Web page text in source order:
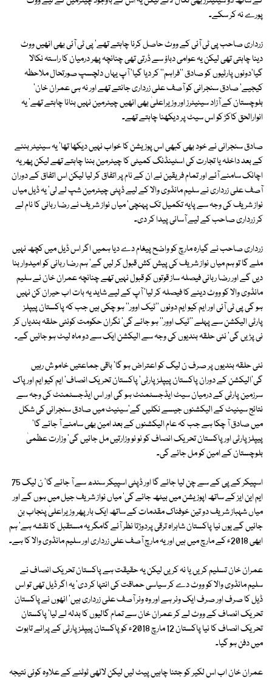
پورے نہ کر سکے۔
زرداری صاحب پی ٹی آئی کے ووٹ حاصل کرنا چاہتے تھے' پی ٹی آئی بھی انھیں ووٹ
دینا چاہتی تھی لیکن یہ عوامی دباؤ سے ڈرتی تھی چنانچہ پھر درمیان کا راستہ نکالا
گیا'دونوں پارٹیوں کو صادق ''فراہم'' کر دیا گیا' آپ یہاں دلچسپ صورتحال ملاحظہ
کیجیے' صادق سنجرانی کو آصف علی زرداری جانتے تھے اور نہ ہی عمران خان'
بلوچستان کے آزاد سینیٹرز اور وزیراعلیٰ بھی انھیں چیئرمین نہیں بنانا چاہتے تھے' یہ
انوارالحق کاکڑ کو اس سیٹ پر دیکھنا چاہتے تھے۔
صادق سنجرانی نے خود بھی کبھی اس پوزیشن کا خواب نہیں دیکھا تھا' یہ سینیٹر بننے
کے بعد داخلہ یا تجارت کی اسٹینڈنگ کمیٹی کا چیئرمین بننا چاہتے تھے لیکن پھریہ
اچانک سامنے آئے اور تمام فریقین نے ان کے نام پر اتفاق کر لیا لیکن اس اتفاق کے دوران
آصف علی زرداری نے سلیم مانڈوی والا کے لیے ڈپٹی چیئرمین شپ لے لی' یہ ڈیل میاں
نواز شریف کی وجہ سے پایہ تکمیل تک پہنچی' میاں نواز شریف نے رضا ربانی کا نام لے
کر زرداری صاحب کے لیے آسانی پیدا کر دی۔
زرداری صاحب نے گیارہ مارچ کو واضح پیغام دے دیا ہمیں اگر اس ڈیل میں کچھ نہیں
ملے گا تو ہم میاں نواز شریف کی پیش کش قبول کر لیں گے' ہم رضا ربانی کو امیدوار بنا
دیں گے اور رضا ربانی فیصلہ ساز قوتوں کو قبول نہیں تھے چنانچہ عمران خان نے سلیم
مانڈوی والا کو ووٹ دینے کا فیصلہ کر لیا' آپ کے لیے شاید یہ بات اب حیران کن نہیں
ہو گی پی ٹی آئی اور ایم کیو ایم دونوں ''ٹیک اوور'' ہو چکی ہیں جب کہ پاکستان پیپلز
پارٹی الیکشن سے پہلے ''ٹیک اوور'' ہو جائے گی' نگران حکومت کونئی حلقہ بندیاں کر
نی پڑیں گی' نئی حلقہ بندیوں کی وجہ سے الیکشن ایک سے دو ماہ لیٹ ہو جائیں گے۔
نئی حلقہ بندیوں پر صرف ن لیگ کو اعتراض ہو گا' باقی جماعتیں خامو ش رہیں
گی'الیکشن کے دوران پاکستان پیپلزپارٹی' پاکستان تحریک انصاف' ایم کیو ایم اور پاک
سرزمین پارٹی کے درمیان سیٹ ایڈجسٹمنٹ ہو گی اور اس ایڈجسٹمنٹ کی وجہ سے
نتائج سینیٹ کے الیکشنوں جیسے نکلیں گے'سینیٹ میں صادق سنجرانی کی شکل
میں صادق آ چکا ہے جب کہ عام الیکشنوں کے بعد امین بھی سامنے آ جائے گا'
پیپلزپارٹی اور پاکستان تحریک انصاف کو نو نو وزارتیں مل جائیں گی' وزارت عظمیٰ
بلوچستان کے امین کو مل جائے گی۔
اسپیکر کے پی کے سے چن لیا جائے گا اور ڈپٹی اسپیکر سندھ سے آ جائے گا' ن لیگ 75
ایم این ایز کے ساتھ اپوزیشن میں بیٹھ جائے گی' میاں نواز شریف جیل میں ہوں گے اور
میاں شہباز شریف دو تین خوفناک مقدمات کے ساتھ ایک بار پھر وزیراعلیٰ پنجاب بن
جائیں گے یوں نیا پاکستان شاہراہ ترقی پردوڑتا نظر آئے گامگر یہ مستقبل کا نقشہ ہے' ہم
ابھی 2018ء کے مارچ میں ہیں اور یہ مارچ آصف علی زرداری اور سلیم مانڈوی والا کا ہے۔
عمران خان تسلیم کریں یا نہ کریں لیکن یہ حقیقت ہے پاکستان تحریک انصاف نے
سلیم مانڈوی والا کو ووٹ دے کر سیاسی حماقت کی انتہا کر دی' یہ اگر ڈیل تھی تو اس
ڈیل کا صرف اور صرف ایک ونر ہے اور وہ ونر آصف علی زرداری ہیں' انھوں نے پاکستان
تحریک انصاف کے ووٹ لے کر عمران خان سے تمام گالیوں کا بدلہ لے لیا' پاکستان
تحریک انصاف کا نیا پاکستان 12 مارچ 2018ء کو پاکستان پیپلز پارٹی کے پرانے تابوت
میں دفن ہو گیا۔
عمران خان اب اس لکیر کو جتنا چاہیں پیٹ لیں لیکن لاٹھی ٹوٹنے کے علاوہ کوئی نتیجہ